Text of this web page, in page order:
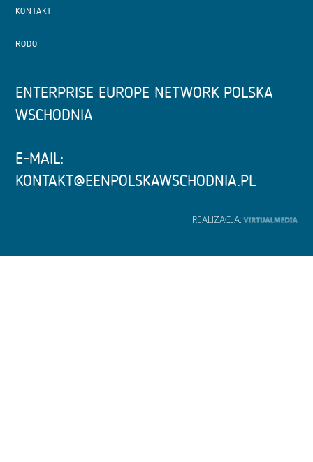
KONTAKT
RODO
ENTERPRISE EUROPE NETWORK POLSKA
WSCHODNIA
E-MAIL:
KONTAKT@EENPOLSKAWSCHODNIA.PL
REALIZACJA: